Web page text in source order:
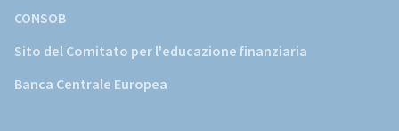
CONSOB
Sito del Comitato per l'educazione finanziaria
Banca Centrale Europea